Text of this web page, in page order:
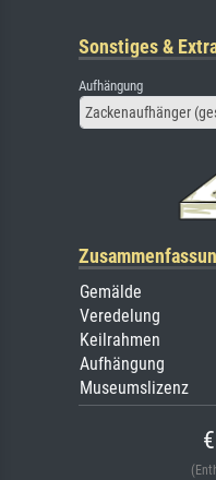
Sonstiges &
Aufhängung
Zackenaufhänger
Gemälde
Veredelung
Keilrahmen
Aufhängung
Museumslizenz